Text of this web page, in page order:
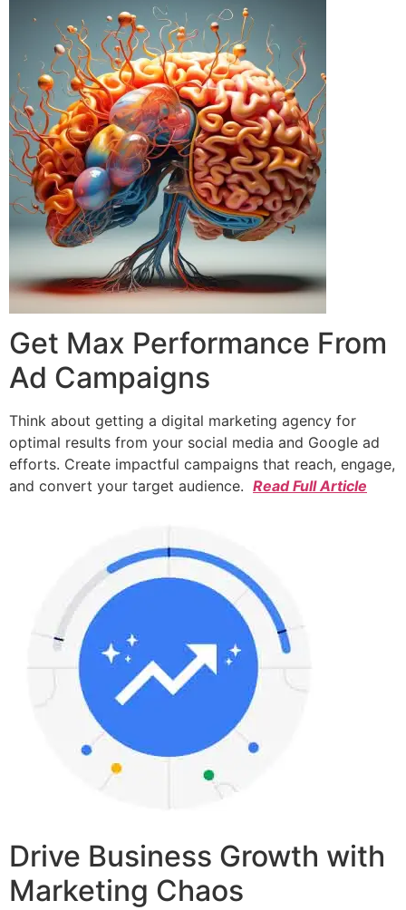
Get Max Performance From
Ad Campaigns
Think about getting a digital marketing agency for
optimal results from your social media and Google ad
efforts. Create impactful campaigns that reach, engage,
and convert your target audience. Read Full Article
Drive Business Growth with
Marketing Chaos